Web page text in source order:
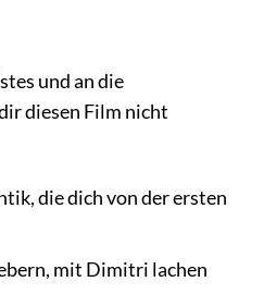
und an die
diesen Film nicht
die dich von der ersten
mit Dimitri lachen